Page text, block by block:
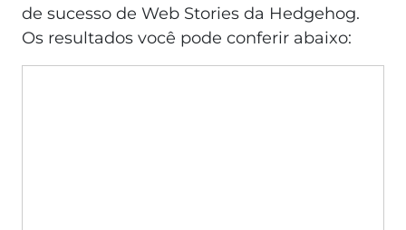
de sucesso de Web Stories da Hedgehog.
Os resultados você pode conferir abaixo: